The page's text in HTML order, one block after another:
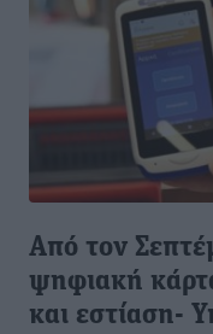
Από τον
ψηφιακή
και εστίαση-